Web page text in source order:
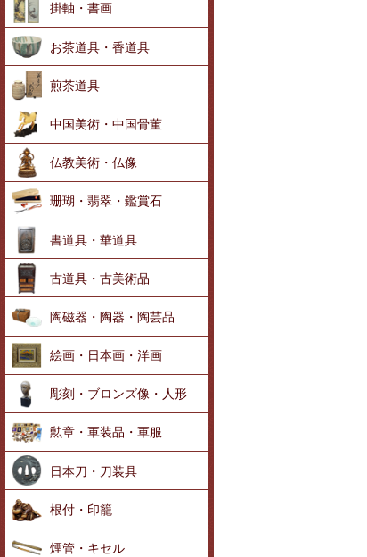
掛軸・書画
お茶道具・香道具
煎茶道具
中国美術・中国骨董
仏教美術・仏像
珊瑚・翡翠・鑑賞石
書道具・華道具
古道具・古美術品
陶磁器・陶器・陶芸品
絵画・日本画・洋画
彫刻・ブロンズ像・人形
勲章・軍装品・軍服
日本刀・刀装具
根付・印籠
煙管・キセル